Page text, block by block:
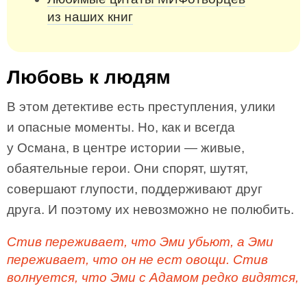
из наших книг
Любовь к людям
В этом детективе есть преступления, улики
и опасные моменты. Но, как и всегда
у Османа, в центре истории — живые,
обаятельные герои. Они спорят, шутят,
совершают глупости, поддерживают друг
друга. И поэтому их невозможно не полюбить.
Стив переживает, что Эми убьют, а Эми
переживает, что он не ест овощи. Стив
волнуется, что Эми с Адамом редко видятся,